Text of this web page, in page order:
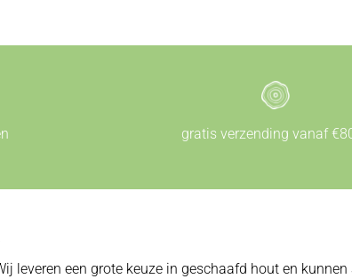
gratis verzending vanaf
leveren een grote keuze in geschaafd hout en